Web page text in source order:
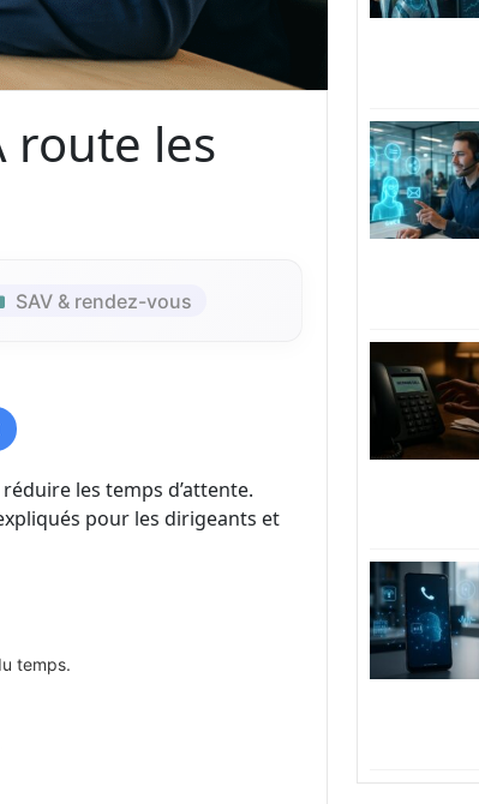
route les
SAV & rendez-vous
les temps d’attente.
pour les dirigeants et
temps.